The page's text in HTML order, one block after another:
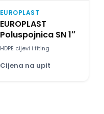
EUROPLAST
EUROPLAST
Poluspojnica SN 1″
HDPE cijevi i fiting
Cijena na upit